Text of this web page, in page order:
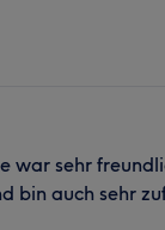
war sehr
bin auch sehr